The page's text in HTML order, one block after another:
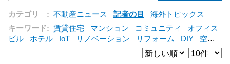
カテゴリ : 不動産ニュース 記者の目
海外トピックス
キーワード: 賃貸住宅 マンション コミュニティ
オフィス
ビル
ホテル IoT リノベーション リフォーム DIY
空き
シェアリングエコノミー
建売
公営住宅 仲介 海外 [+]